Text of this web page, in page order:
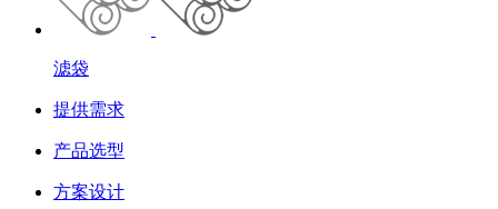
滤袋
提供需求
产品选型
方案设计